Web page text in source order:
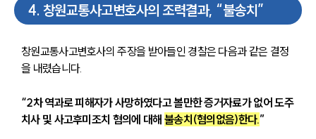
센터소개
센터소개
대륜의 강점
고객의 소리
통합검색
AI대륜
4. 창원교통사고변호사의 조력결과, “불송치”
창원교통사고변호사의 주장을 받아들인 경찰은 다음과 같은 결정
을 내렸습니다.
“2차 역과로 피해자가 사망하였다고 볼만한 증거자료가 없어 도주
치사 및 사고후미조치 혐의에 대해 불송치(혐의없음)한다.”